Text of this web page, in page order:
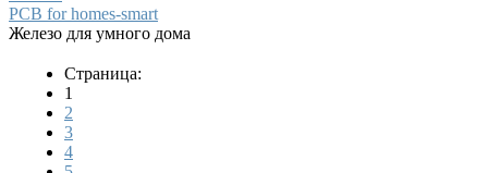
PCB for homes-smart
Железо для умного дома
Страница:
1
2
3
4